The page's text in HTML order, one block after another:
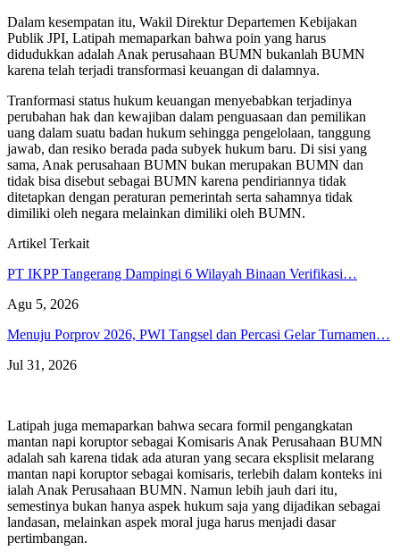
Dalam kesempatan itu, Wakil Direktur Departemen Kebijakan
Publik JPI, Latipah memaparkan bahwa poin yang harus
didudukkan adalah Anak perusahaan BUMN bukanlah BUMN
karena telah terjadi transformasi keuangan di dalamnya.
Tranformasi status hukum keuangan menyebabkan terjadinya
perubahan hak dan kewajiban dalam penguasaan dan pemilikan
uang dalam suatu badan hukum sehingga pengelolaan, tanggung
jawab, dan resiko berada pada subyek hukum baru. Di sisi yang
sama, Anak perusahaan BUMN bukan merupakan BUMN dan
tidak bisa disebut sebagai BUMN karena pendiriannya tidak
ditetapkan dengan peraturan pemerintah serta sahamnya tidak
dimiliki oleh negara melainkan dimiliki oleh BUMN.
Artikel Terkait
PT IKPP Tangerang Dampingi 6 Wilayah Binaan Verifikasi…
Agu 5, 2026
Menuju Porprov 2026, PWI Tangsel dan Percasi Gelar Turnamen…
Jul 31, 2026
Latipah juga memaparkan bahwa secara formil pengangkatan
mantan napi koruptor sebagai Komisaris Anak Perusahaan BUMN
adalah sah karena tidak ada aturan yang secara eksplisit melarang
mantan napi koruptor sebagai komisaris, terlebih dalam konteks ini
ialah Anak Perusahaan BUMN. Namun lebih jauh dari itu,
semestinya bukan hanya aspek hukum saja yang dijadikan sebagai
landasan, melainkan aspek moral juga harus menjadi dasar
pertimbangan.